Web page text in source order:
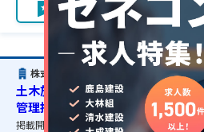
お気に入り
株式会社FEN
土木施工管理・東京都江東区・通
管理技士の資格必須・宿舎の準備可
掲載開始日： 2025/08/15 掲載終了予定日：